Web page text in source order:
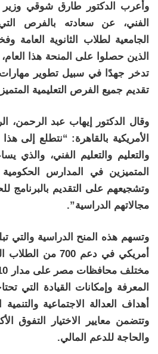
وأعرب الدكتور طارق شوقي وزير
الفني، عن سعادته بالفرص
الذين حصلوا على المنحة هذا
تدخر جهدًا في سبيل تطوير مهارات
تقديم جميع الفرص التعليمية
وقال الدكتور إيهاب عبد الرحمن،
الأمريكية بالقاهرة: “نتطلع إلى
والتعليم والتعليم الفني، والذي
المتميزين في المدارس الحكومية
وتشجيعهم على التقديم بالبرنامج
مجالاتهم الدراسية”.
أمريكي في دعم 700
المعرفة وإمكانات القيادة التي
أهداف العدالة الاجتماعية والتنمية
وتتضمن معايير الاختيار التفوق
والحاجة للدعم المالي.